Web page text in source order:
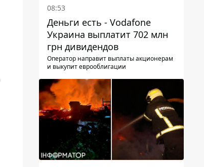
08:53
Деньги есть - Vodafone
Украина выплатит 702 млн
грн дивидендов
Оператор направит выплаты акционерам
и выкупит еврооблигации